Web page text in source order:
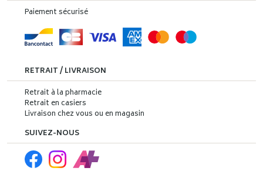
Paiement sécurisé
RETRAIT / LIVRAISON
Retrait à la pharmacie
Retrait en casiers
Livraison chez vous ou en magasin
SUIVEZ-NOUS